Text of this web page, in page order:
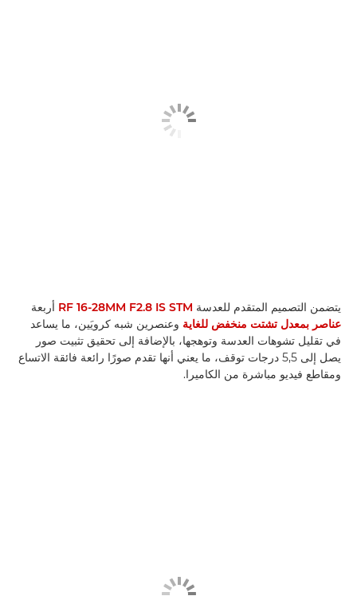
يتضمن التصميم المتقدم للعدسة RF 16-28MM F2.8 IS STM أربعة
عناصر بمعدل تشتت منخفض للغاية وعنصرين شبه كرويَين، ما يساعد
في تقليل تشوهات العدسة وتوهجها، بالإضافة إلى تحقيق تثبيت صور
يصل إلى 5,5 درجات توقف، ما يعني أنها تقدم صورًا رائعة فائقة الاتساع
ومقاطع فيديو مباشرة من الكاميرا.